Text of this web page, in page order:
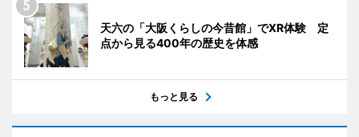
天六の「大阪くらしの今昔館」でXR体験 定
点から見る400年の歴史を体感
もっと見る